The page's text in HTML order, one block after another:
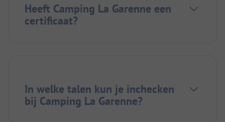
Heeft Camping La Garenne een
certificaat?
In welke talen kun je inchecken
bij Camping La Garenne?